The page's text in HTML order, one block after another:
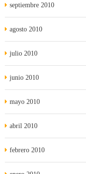
septiembre 2010
agosto 2010
julio 2010
junio 2010
mayo 2010
abril 2010
febrero 2010